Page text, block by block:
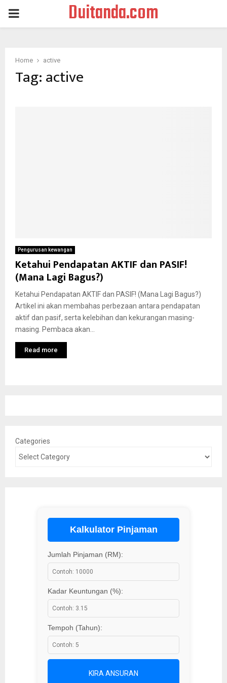
PRIMARY
Duitanda.com
Home active
Tag:active
Pengurusan kewangan
Ketahui Pendapatan AKTIF dan PASIF!
(Mana Lagi Bagus?)
Ketahui Pendapatan AKTIF dan PASIF! (Mana Lagi Bagus?)
Artikel ini akan membahas perbezaan antara pendapatan
aktif dan pasif, serta kelebihan dan kekurangan masing-
masing. Pembaca akan...
Read more
Categories
Kalkulator Pinjaman
Jumlah Pinjaman (RM):
Kadar Keuntungan (%):
Tempoh (Tahun):
KIRA ANSURAN